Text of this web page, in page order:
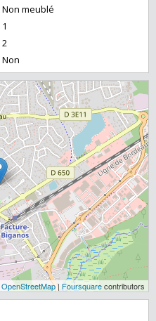
Non meublé
1
2
Non
OpenStreetMap|Foursquarecontributors